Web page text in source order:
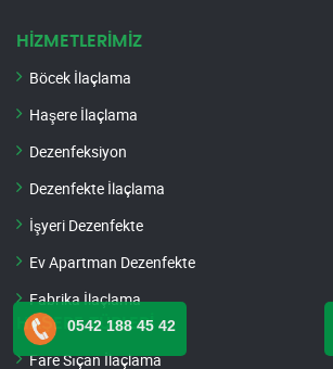
HİZMETLERİMİZ
Böcek İlaçlama
Haşere İlaçlama
Dezenfeksiyon
Dezenfekte İlaçlama
İşyeri Dezenfekte
Ev Apartman Dezenfekte
Fabrika İlaçlama
HAŞERE TÜRLERİ
Fare Sıçan İlaçlama
0542 188 45 42